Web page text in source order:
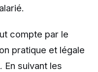
compte par le
pratique et légale
En suivant les